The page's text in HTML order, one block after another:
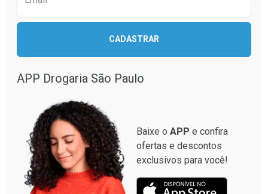
CADASTRAR
APP Drogaria São Paulo
Baixe o APP e confira
ofertas e descontos
exclusivos para você!